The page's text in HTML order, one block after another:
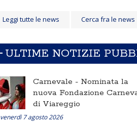
Leggi tutte le news Cerca fra le news
ULTIME NOTIZIE
Carnevale - Nominata la
nuova Fondazione
di Viareggio
venerdì 7 agosto 2026